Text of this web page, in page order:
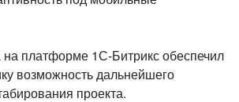
на платформе 1С-Битрикс обеспечил
возможность дальнейшего
проекта.